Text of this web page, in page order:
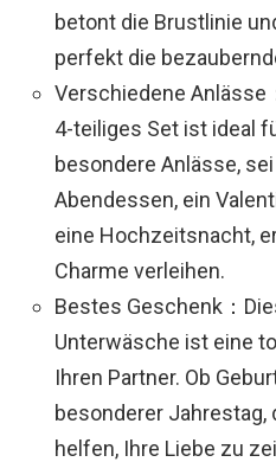
betont die Brustlinie
perfekt die
Verschiedene Anlässe
4-teiliges Set ist ideal
besondere Anlässe,
Abendessen, ein
eine Hochzeitsnacht,
Charme verleihen.
Bestes Geschenk：
Unterwäsche ist eine
Ihren Partner. Ob
besonderer Jahrestag,
helfen, Ihre Liebe zu